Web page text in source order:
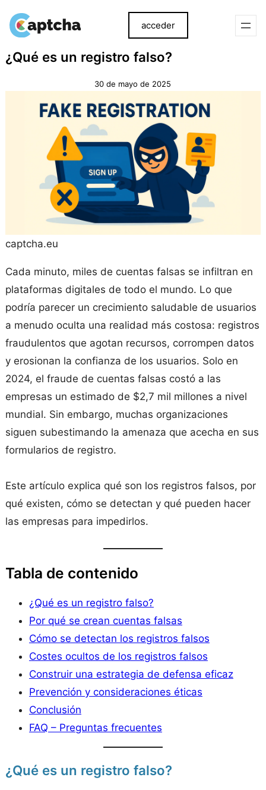
alal
acceder
¿Qué es un registro falso?
30 de mayo de 2025
captcha.eu
Cada minuto, miles de cuentas falsas se infiltran en
plataformas digitales de todo el mundo. Lo que
podría parecer un crecimiento saludable de usuarios
a menudo oculta una realidad más costosa: registros
fraudulentos que agotan recursos, corrompen datos
y erosionan la confianza de los usuarios. Solo en
2024, el fraude de cuentas falsas costó a las
empresas un estimado de $2,7 mil millones a nivel
mundial. Sin embargo, muchas organizaciones
siguen subestimando la amenaza que acecha en sus
formularios de registro.
Este artículo explica qué son los registros falsos, por
qué existen, cómo se detectan y qué pueden hacer
las empresas para impedirlos.
Tabla de contenido
¿Qué es un registro falso?
Por qué se crean cuentas falsas
Cómo se detectan los registros falsos
Costes ocultos de los registros falsos
Construir una estrategia de defensa eficaz
Prevención y consideraciones éticas
Conclusión
FAQ – Preguntas frecuentes
¿Qué es un registro falso?